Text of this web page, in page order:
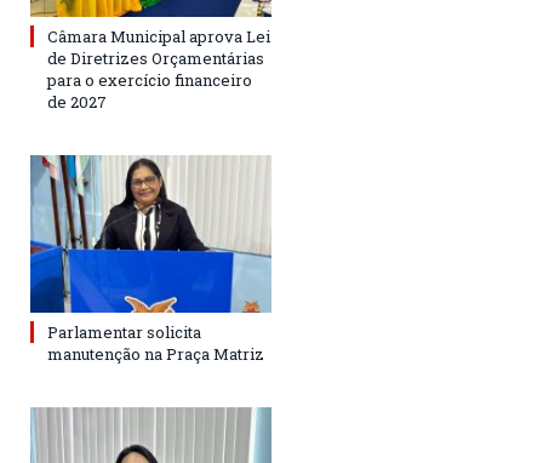
Câmara Municipal aprova Lei
de Diretrizes Orçamentárias
para o exercício financeiro
de 2027
Parlamentar solicita
manutenção na Praça Matriz